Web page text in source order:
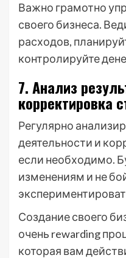
Важно грамотно
своего бизнеса.
расходов,
контролируйте
7. Анализ
корректировка
Регулярно
деятельности и
если необходимо.
изменениям и не
Создание своего
очень rewarding
которая вам